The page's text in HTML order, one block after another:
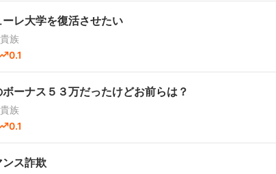
ーレ大学を復活させたい
族
0.1
ーナス５３万だったけどお前らは？
族
0.1
ンス詐欺